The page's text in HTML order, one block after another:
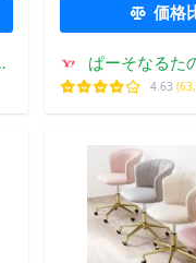
価格
ぱーそなるた
4.63